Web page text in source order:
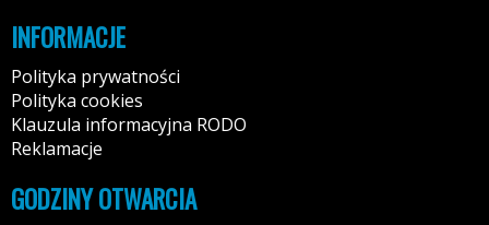
INFORMACJE
Polityka prywatności
Polityka cookies
Klauzula informacyjna RODO
Reklamacje
GODZINY OTWARCIA